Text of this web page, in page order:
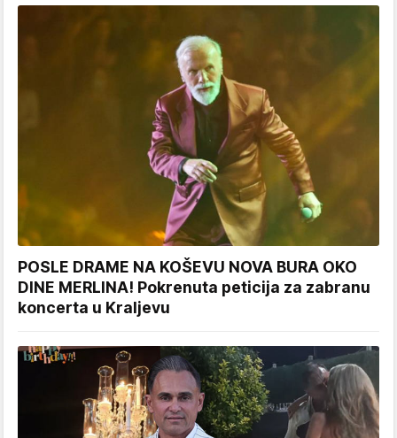
POSLE DRAME NA KOŠEVU NOVA BURA OKO
DINE MERLINA! Pokrenuta peticija za zabranu
koncerta u Kraljevu